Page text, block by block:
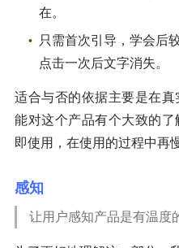
在。
只需首次引导，学会后
点击一次后文字消失。
适合与否的依据主要是在
能对这个产品有个大致的
即使用，在使用的过程中再
感知
让用户感知产品是有温度